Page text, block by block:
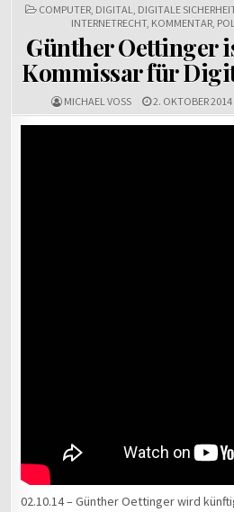
POSTED
COMPUTER DIGITAL DIGITALE
INTERNETRECHT, KOMMENTAR,
Günther Oettinger
Kommissar für
MICHAEL VOSS 2. OKTOBER 2014
02.10.14 – Günther Oettinger wird